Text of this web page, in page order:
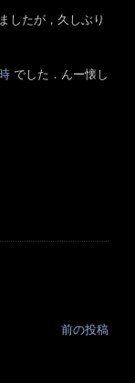
したが，久しぶり
でした．んー懐し
前の投稿